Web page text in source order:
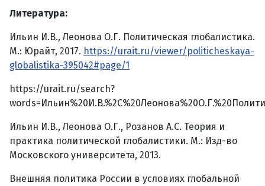
Литература:
Ильин И.В., Леонова О.Г. Политическая глобалистика.
М.: Юрайт, 2017. https://urait.ru/viewer/politicheskaya-
globalistika-395042#page/1
https://urait.ru/search?
Ильин И.В., Леонова О.Г., Розанов А.С. Теория и
практика политической глобалистики. М.: Изд-во
Московского университета, 2013.
Внешняя политика России в условиях глобальной